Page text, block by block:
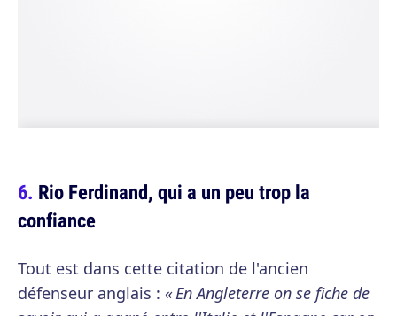
Rio Ferdinand, qui a un peu trop la
confiance
Tout est dans cette citation de l'ancien
défenseur anglais : « En Angleterre on se fiche de